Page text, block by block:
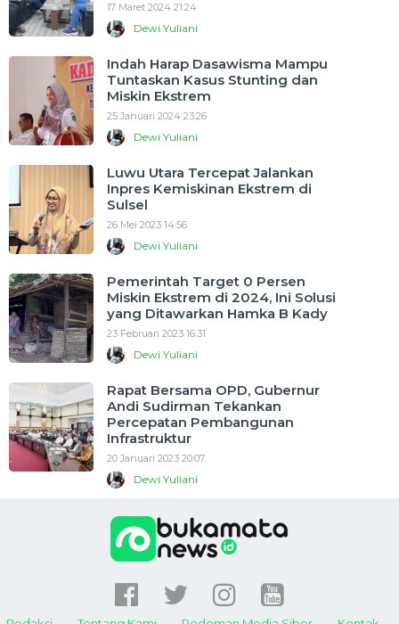
17 Maret 2024 21:24
Dewi Yuliani
Indah Harap Dasawisma Mampu
Tuntaskan Kasus Stunting dan
Miskin Ekstrem
25 Januari 2024 23:26
Dewi Yuliani
Luwu Utara Tercepat Jalankan
Inpres Kemiskinan Ekstrem di
Sulsel
26 Mei 2023 14:56
Dewi Yuliani
Pemerintah Target 0 Persen
Miskin Ekstrem di 2024, Ini Solusi
yang Ditawarkan Hamka B Kady
23 Februari 2023 16:31
Dewi Yuliani
Rapat Bersama OPD, Gubernur
Andi Sudirman Tekankan
Percepatan Pembangunan
Infrastruktur
20 Januari 2023 20:07
Dewi Yuliani